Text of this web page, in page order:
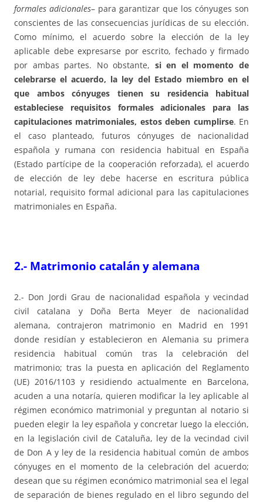
formales adicionales– para garantizar que los cónyuges son
conscientes de las consecuencias jurídicas de su elección.
Como mínimo, el acuerdo sobre la elección de la ley
aplicable debe expresarse por escrito, fechado y firmado
por ambas partes. No obstante, si en el momento de
celebrarse el acuerdo, la ley del Estado miembro en el
que ambos cónyuges tienen su residencia habitual
estableciese requisitos formales adicionales para las
capitulaciones matrimoniales, estos deben cumplirse. En
el caso planteado, futuros cónyuges de nacionalidad
española y rumana con residencia habitual en España
(Estado partícipe de la cooperación reforzada), el acuerdo
de elección de ley debe hacerse en escritura pública
notarial, requisito formal adicional para las capitulaciones
matrimoniales en España.
2.- Matrimonio catalán y alemana
2.- Don Jordi Grau de nacionalidad española y vecindad
civil catalana y Doña Berta Meyer de nacionalidad
alemana, contrajeron matrimonio en Madrid en 1991
donde residían y establecieron en Alemania su primera
residencia habitual común tras la celebración del
matrimonio; tras la puesta en aplicación del Reglamento
(UE) 2016/1103 y residiendo actualmente en Barcelona,
acuden a una notaría, quieren modificar la ley aplicable al
régimen económico matrimonial y preguntan al notario si
pueden elegir la ley española y concretar luego la elección,
en la legislación civil de Cataluña, ley de la vecindad civil
de Don A y ley de la residencia habitual común de ambos
cónyuges en el momento de la celebración del acuerdo;
desean que su régimen económico matrimonial sea el legal
de separación de bienes regulado en el libro segundo del